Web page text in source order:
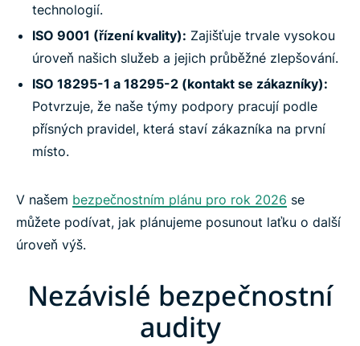
technologií.
ISO 9001 (řízení kvality): Zajišťuje trvale vysokou
úroveň našich služeb a jejich průběžné zlepšování.
ISO 18295-1 a 18295-2 (kontakt se zákazníky):
Potvrzuje, že naše týmy podpory pracují podle
přísných pravidel, která staví zákazníka na první
místo.
V našem bezpečnostním plánu pro rok 2026 se
můžete podívat, jak plánujeme posunout laťku o další
úroveň výš.
Nezávislé bezpečnostní
audity